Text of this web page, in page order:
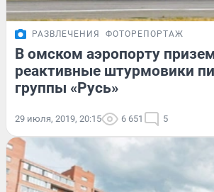
РАЗВЛЕЧЕНИЯ ФОТОРЕПОРТАЖ
В омском аэропорту
реактивные штурмовики
группы «Русь»
29 июля, 2019, 20:15 6 651 5